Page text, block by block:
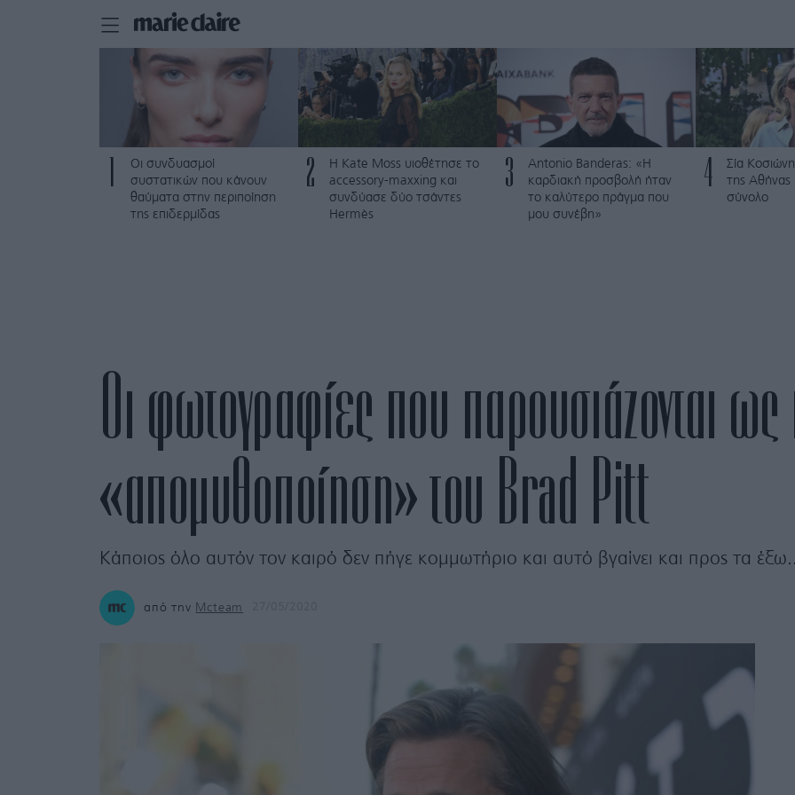
Οι συνδυασμοί
συστατικών που κάνουν
θαύματα στην περιποίηση
της επιδερμίδας
2
Η Kate Moss υιοθέτησε τo
accessory-maxxing και
συνδύασε δύο τσάντες
Hermès
3
Antonio Banderas: «Η
καρδιακή προσβολή ήταν
το καλύτερο πράγμα που
μου συνέβη»
4
Σία
της
σύνολο
Οι φωτογραφίες που παρουσιάζονται
«απομυθοποίηση» του Brad Pitt
Κάποιος όλο αυτόν τον καιρό δεν πήγε κομμωτήριο και αυτό βγαίνει και προς τα
από την Mcteam